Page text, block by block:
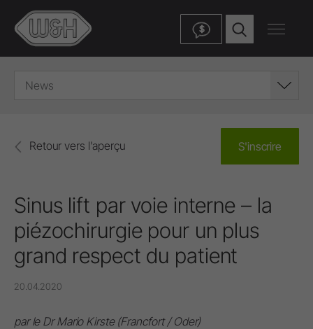
$
News
Retour vers l'aperçu S'inscrire
Sinus lift par voie interne – la
piézochirurgie pour un plus
grand respect du patient
20.04.2020
par le Dr Mario Kirste (Francfort / Oder)